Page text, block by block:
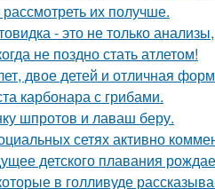
их получше.
- это не только
не поздно стать атлетом!
двое детей и отличная
карбонара с грибами.
шпротов и лаваш беру.
сетях активно
детского плавания
в голливуде